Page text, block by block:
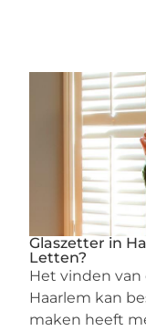
Glaszetter in
Letten?
Het vinden van
Haarlem kan
maken heeft